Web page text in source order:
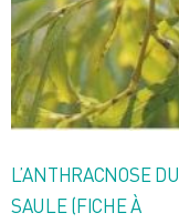
L’ANTHRACNOSE DU
SAULE (FICHE À